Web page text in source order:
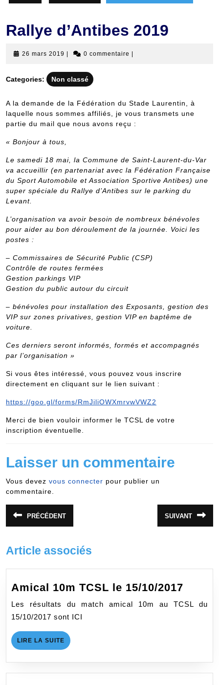
Rallye d’Antibes 2019
26 mars 2019 26
0 commentaire
Categories: Non classé
A la demande de la Fédération du Stade Laurentin, à
laquelle nous sommes affiliés, je vous transmets une
partie du mail que nous avons reçu :
« Bonjour à tous,
Le samedi 18 mai, la Commune de Saint-Laurent-du-Var
va accueillir (en partenariat avec la Fédération Française
du Sport Automobile et Association Sportive Antibes) une
super spéciale du Rallye d’Antibes sur le parking du
Levant.
L’organisation va avoir besoin de nombreux bénévoles
pour aider au bon déroulement de la journée. Voici les
postes :
– Commissaires de Sécurité Public (CSP)
Contrôle de routes fermées
Gestion parkings VIP
Gestion du public autour du circuit
– bénévoles pour installation des Exposants, gestion des
VIP sur zones privatives, gestion VIP en baptême de
voiture.
Ces derniers seront informés, formés et accompagnés
par l’organisation »
Si vous êtes intéressé, vous pouvez vous inscrire
directement en cliquant sur le lien suivant :
https://goo.gl/forms/RmJiliOWXmrvwVWZ2
Merci de bien vouloir informer le TCSL de votre
inscription éventuelle.
Laisser un commentaire
Vous devez vous connecter pour publier un
commentaire.
Navigation
de
PRÉCÉDENT
précédent
SUIVANT
suivant
Article associés
Amical 10m TCSL le 15/10/2017
10m
Les résultats du match amical 10m au TCSL du
15/10/2017 sont ICI
LIRE LA SUITE LIRE
LA